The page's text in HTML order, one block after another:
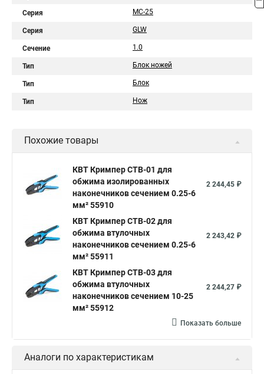
Серия МС-25
Серия GLW
Сечение 1.0
Тип Блок ножей
Тип Блок
Тип Нож
Похожие товары
КВТ Кримпер CTB-01 для
обжима изолированных
наконечников сечением 0.25-6
мм² 55910
2 244,45 ₽
КВТ Кримпер CTB-02 для
обжима втулочных
наконечников сечением 0.25-6
мм² 55911
2 243,42 ₽
КВТ Кримпер CTB-03 для
обжима втулочных
наконечников сечением 10-25
мм² 55912
2 244,27 ₽
Показать больше
Аналоги по характеристикам